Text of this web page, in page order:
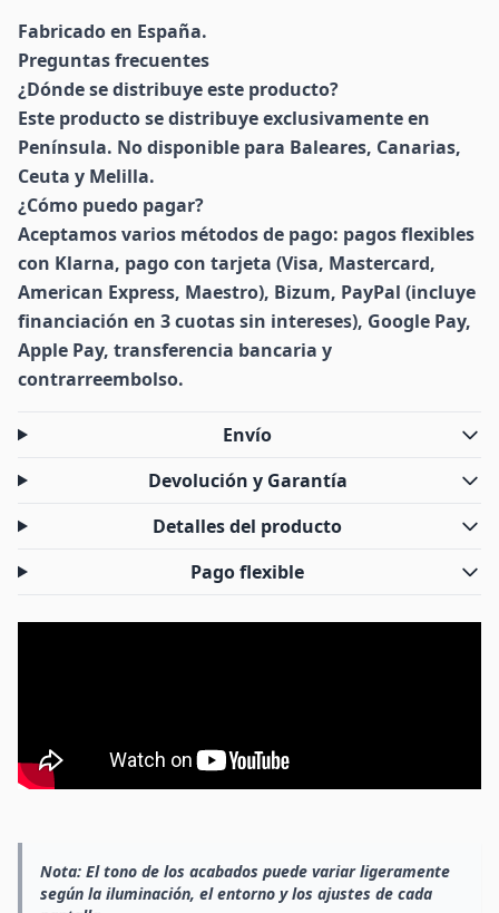
Fabricado en España.
Preguntas frecuentes
¿Dónde se distribuye este producto?
Este producto se distribuye exclusivamente en
Península. No disponible para Baleares, Canarias,
Ceuta y Melilla.
¿Cómo puedo pagar?
Aceptamos varios métodos de pago: pagos flexibles
con Klarna, pago con tarjeta (Visa, Mastercard,
American Express, Maestro), Bizum, PayPal (incluye
financiación en 3 cuotas sin intereses), Google Pay,
Apple Pay, transferencia bancaria y
contrarreembolso.
Envío
Devolución y Garantía
Detalles del producto
Pago flexible
Nota: El tono de los acabados puede variar ligeramente
según la iluminación, el entorno y los ajustes de cada